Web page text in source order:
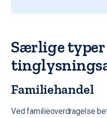
Særlige typer
Familiehandel
Ved familieoverdragelse